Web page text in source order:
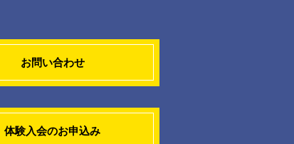
お問い合わせ
体験入会のお申込み